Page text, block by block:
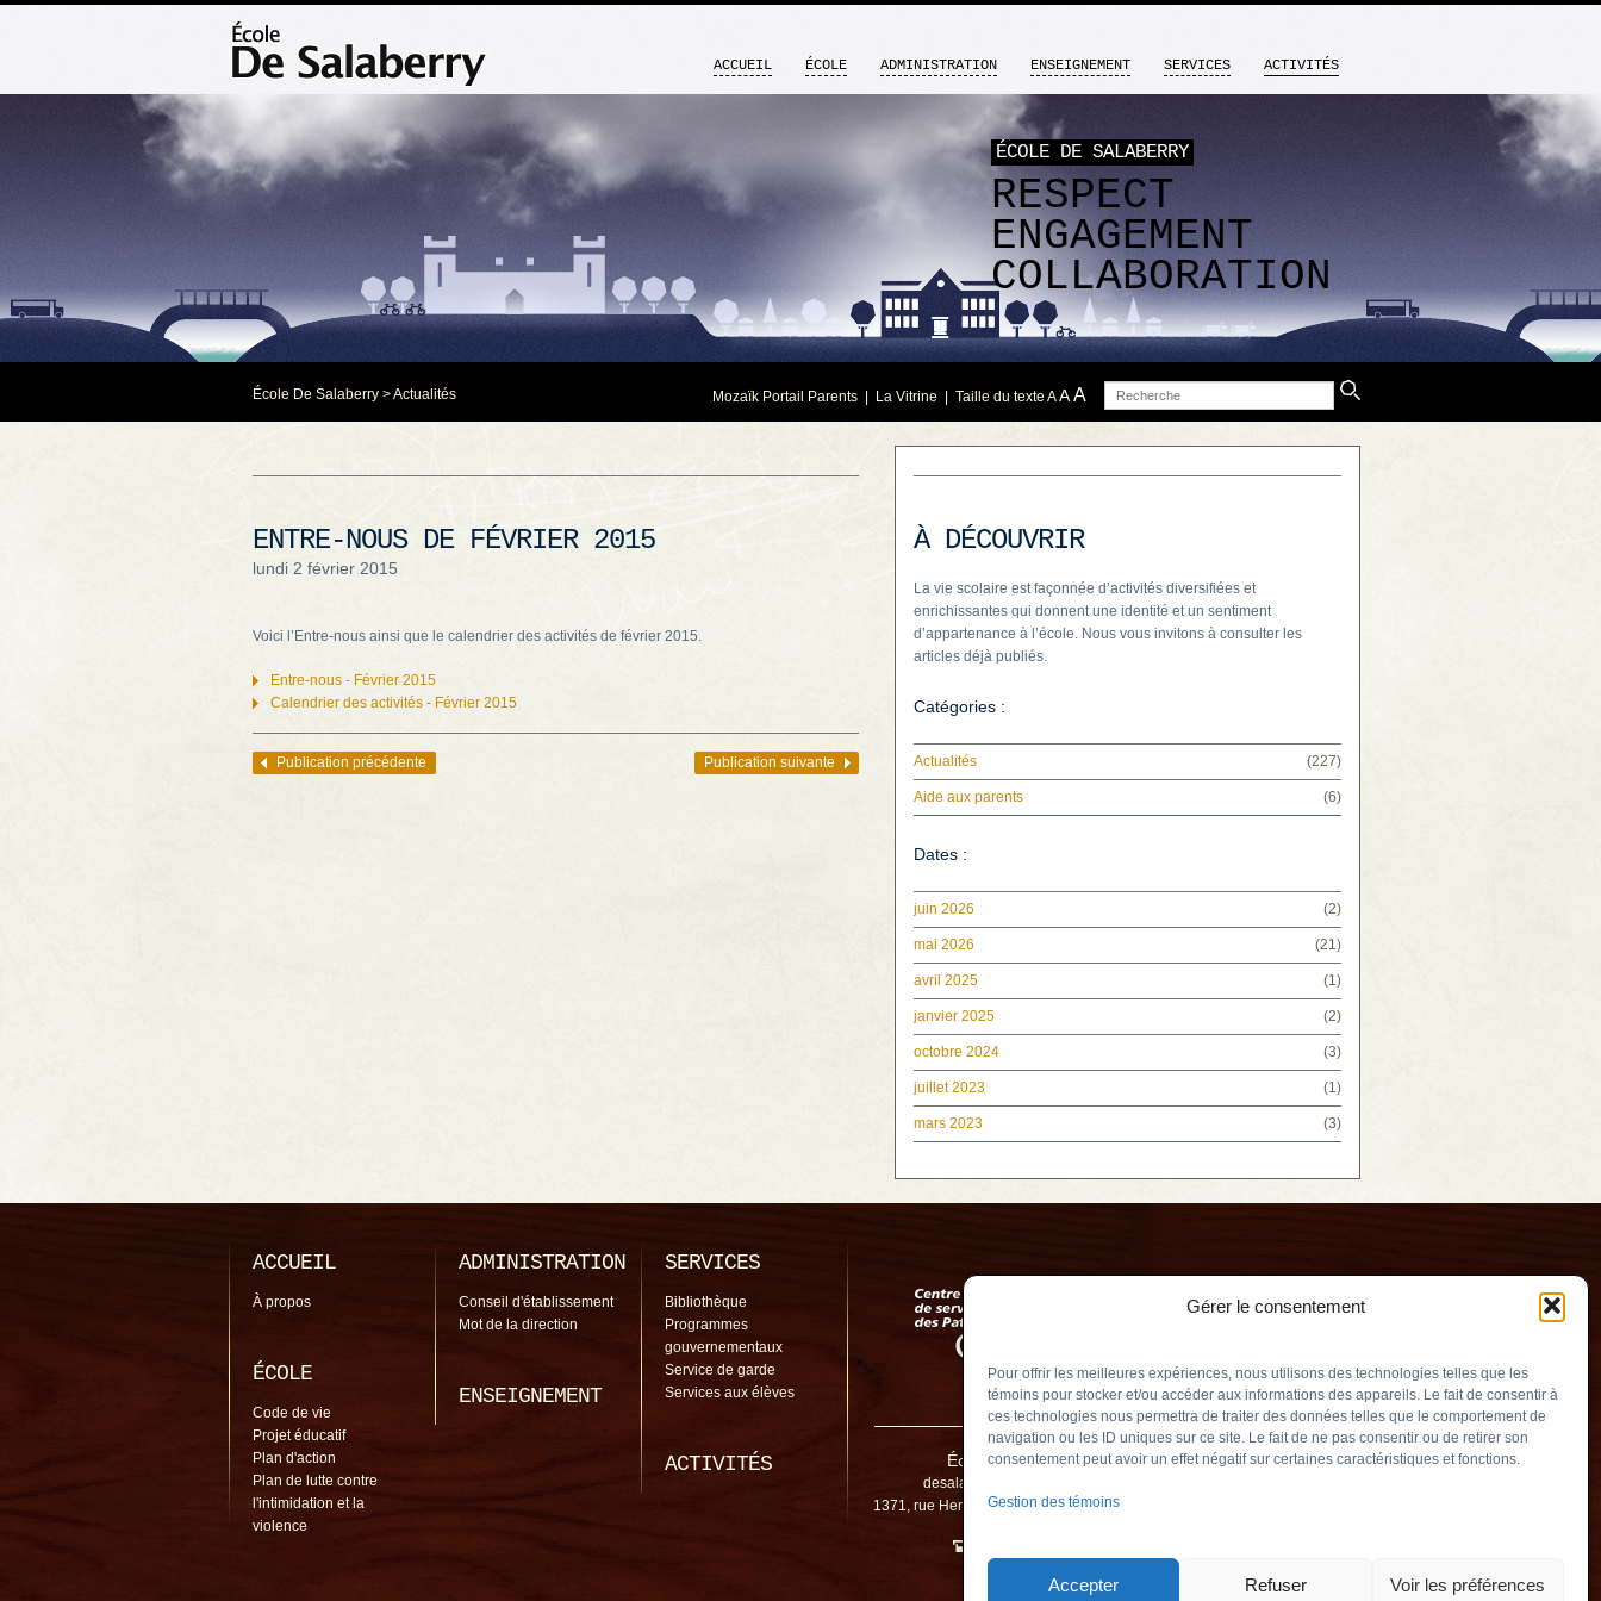
Gérer le consentement
Pour offrir les meilleures expériences, nous utilisons des technologies telles que les
témoins pour stocker et/ou accéder aux informations des appareils. Le fait de consentir à
ces technologies nous permettra de traiter des données telles que le comportement de
navigation ou les ID uniques sur ce site. Le fait de ne pas consentir ou de retirer son
consentement peut avoir un effet négatif sur certaines caractéristiques et fonctions.
Gestion des témoins
Accepter Refuser Voir les préférences
ÉCOLE DE SALABERRY
RESPECT
ENGAGEMENT
COLLABORATION
ACCUEIL ÉCOLE ADMINISTRATION ENSEIGNEMENT SERVICES ACTIVITÉS
École De Salaberry >Actualités Mozaïk Portail Parents La Vitrine | Taille du texte A AA Recherche
ENTRE-NOUS DE FÉVRIER 2015
lundi 2 février 2015
Voici l’Entre-nous ainsi que le calendrier des activités de février 2015.
Entre-nous - Février 2015
Calendrier des activités - Février 2015
Navigation des articles
Publication précédente Publication suivante
À DÉCOUVRIR
La vie scolaire est façonnée d’activités diversifiées et
enrichissantes qui donnent une identité et un sentiment
d’appartenance à l’école. Nous vous invitons à consulter les
articles déjà publiés.
Catégories :
Actualités (227)
Aide aux parents (6)
Dates :
juin 2026 (2)
mai 2026 (21)
avril 2025 (1)
janvier 2025 (2)
octobre 2024 (3)
juillet 2023 (1)
mars 2023 (3)
ACCUEIL
À propos
ÉCOLE
Code de vie
Projet éducatif
Plan d'action
Plan de lutte contre
l'intimidation et la
violence
ADMINISTRATION
Conseil d'établissement
Mot de la direction
ENSEIGNEMENT
SERVICES
Bibliothèque
Programmes
gouvernementaux
Service de garde
Services aux élèves
ACTIVITÉS École De Salaberry
desalaberry@cssp.gouv.qc.ca
1371, rue Hertel, Chambly (Québec) J3L 2M5